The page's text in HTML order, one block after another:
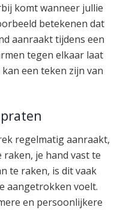
komt wanneer jullie
betekenen dat
aanraakt tijdens een
tegen elkaar laat
een teken zijn van
regelmatig aanraakt,
je hand vast te
te raken, is dit vaak
aangetrokken voelt.
en persoonlijkere